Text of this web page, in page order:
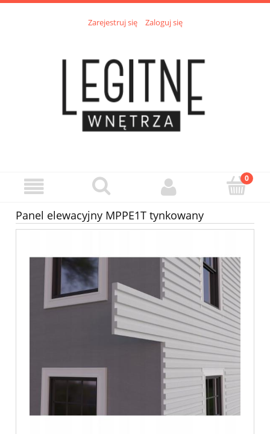
Zarejestruj się Zaloguj się
Panel elewacyjny MPPE1T tynkowany